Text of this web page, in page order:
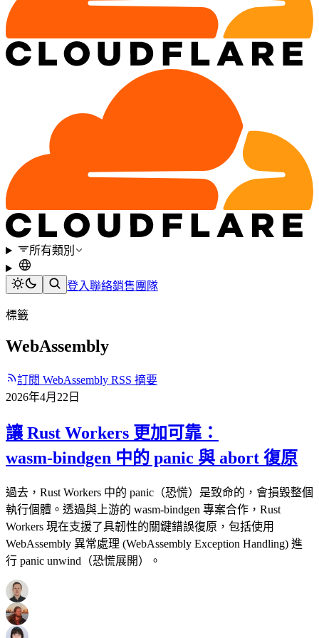
所有類別
登入聯絡銷售團隊
標籤
WebAssembly
訂閱 WebAssembly RSS 摘要
2026年4月22日
讓 Rust Workers 更加可靠：
wasm‑bindgen 中的 panic 與 abort 復原
過去，Rust Workers 中的 panic（恐慌）是致命的，會損毀整個
執行個體。透過與上游的 wasm‑bindgen 專案合作，Rust
Workers 現在支援了具韌性的關鍵錯誤復原，包括使用
WebAssembly 異常處理 (WebAssembly Exception Handling) 進
行 panic unwind（恐慌展開）。